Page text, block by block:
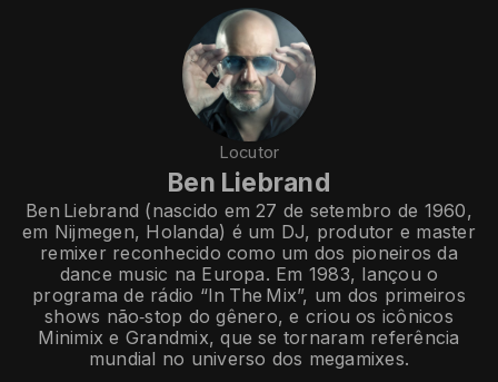
Locutor
Ben Liebrand
Ben Liebrand (nascido em 27 de setembro de 1960,
em Nijmegen, Holanda) é um DJ, produtor e master
remixer reconhecido como um dos pioneiros da
dance music na Europa. Em 1983, lançou o
programa de rádio “In The Mix”, um dos primeiros
shows não‑stop do gênero, e criou os icônicos
Minimix e Grandmix, que se tornaram referência
mundial no universo dos megamixes.